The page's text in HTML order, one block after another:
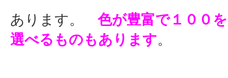
あります。 色が豊富で１００
選べるものもあります。